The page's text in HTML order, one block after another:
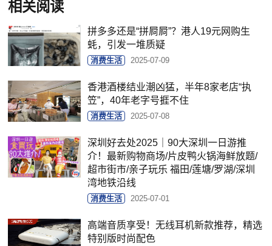
相关阅读
拼多多还是“拼屙屙”？港人19元网购生
蚝，引发一堆质疑
消费生活 2025-07-09
香港酒楼结业潮凶猛，半年8家老店“执
笠”，40年老字号捱不住
消费生活 2025-07-08
深圳好去处2025｜90大深圳一日游推
介！最新购物商场/片皮鸭火锅海鲜放题/
超市街市/亲子玩乐 福田/莲塘/罗湖/深圳
湾地铁沿线
消费生活 2025-07-01
高端音质享受！无线耳机新款推荐，精选
特别版时尚配色